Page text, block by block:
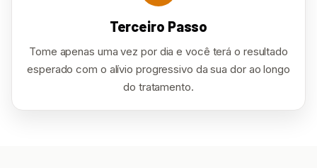
Terceiro Passo
Tome apenas uma vez por dia e você terá o resultado
esperado com o alívio progressivo da sua dor ao longo
do tratamento.